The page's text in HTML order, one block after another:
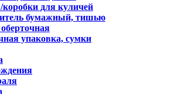
для куличей
бумажный, тишью
упаковка, сумки